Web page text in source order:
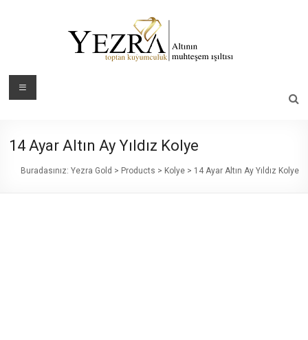
Yezra
Muhteşem
Işıltısı
Menü
14 Ayar Altın Ay Yıldız Kolye
Buradasınız: Yezra Gold > Products > Kolye> 14 Ayar Altın Ay Yıldız Kolye